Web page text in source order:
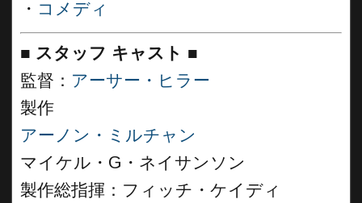
・ コメディ
■ スタッフ キャスト ■
監督： アーサー・ヒラー
製作
アーノン・ミルチャン
マイケル・G・ネイサンソン
製作総指揮：フィッチ・ケイディ